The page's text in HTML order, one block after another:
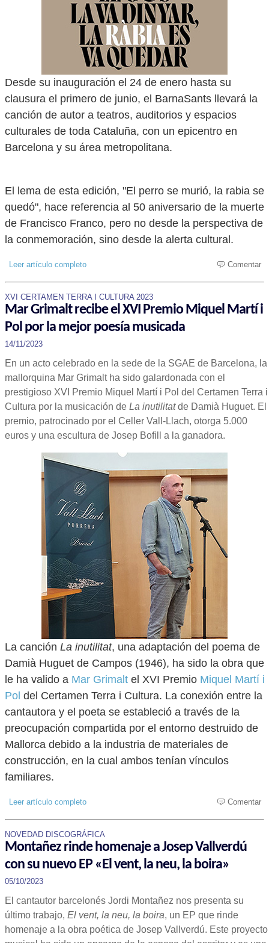
Desde su inauguración el 24 de enero hasta su
clausura el primero de junio, el BarnaSants llevará la
canción de autor a teatros, auditorios y espacios
culturales de toda Cataluña, con un epicentro en
Barcelona y su área metropolitana.
El lema de esta edición, "El perro se murió, la rabia se
quedó", hace referencia al 50 aniversario de la muerte
de Francisco Franco, pero no desde la perspectiva de
la conmemoración, sino desde la alerta cultural.
Leer artículo completo Comentar
XVI CERTAMEN TERRA I CULTURA 2023
Mar Grimalt recibe el XVI Premio Miquel Martí i
Pol por la mejor poesía musicada
14/11/2023
En un acto celebrado en la sede de la SGAE de Barcelona, la
mallorquina Mar Grimalt ha sido galardonada con el
prestigioso XVI Premio Miquel Martí i Pol del Certamen Terra i
Cultura por la musicación de La inutilitatde Damià Huguet. El
premio, patrocinado por el Celler Vall-Llach, otorga 5.000
euros y una escultura de Josep Bofill a la ganadora.
La canción La inutilitat, una adaptación del poema de
Damià Huguet de Campos (1946), ha sido la obra que
le ha valido a Mar Grimalt el XVI Premio Miquel Martí i
Pol del Certamen Terra i Cultura. La conexión entre la
cantautora y el poeta se estableció a través de la
preocupación compartida por el entorno destruido de
Mallorca debido a la industria de materiales de
construcción, en la cual ambos tenían vínculos
familiares.
Leer artículo completo Comentar
NOVEDAD DISCOGRÁFICA
Montañez rinde homenaje a Josep Vallverdú
con su nuevo EP «El vent, la neu, la boira»
05/10/2023
El cantautor barcelonés Jordi Montañez nos presenta su
último trabajo, El vent, la neu, la boira, un EP que rinde
homenaje a la obra poética de Josep Vallverdú. Este proyecto